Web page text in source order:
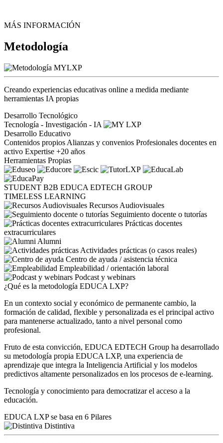
MÁS INFORMACIÓN
Metodología
Creando experiencias educativas online a medida mediante
herramientas IA propias
Desarrollo Tecnológico
Tecnología - Investigación - IA
Desarrollo Educativo
Contenidos propios Alianzas y convenios Profesionales docentes en
activo Expertise +20 años
Herramientas Propias
STUDENT B2B EDUCA EDTECH GROUP
TIMELESS LEARNING
Recursos Audiovisuales
Seguimiento docente o tutorías
Prácticas docentes
extracurriculares
Alumni
Actividades prácticas (o casos reales)
Centro de ayuda / asistencia técnica
Empleabilidad / orientación laboral
Podcast y webinars
¿Qué es la metodología EDUCA LXP?
En un contexto social y económico de permanente cambio, la
formación de calidad, flexible y personalizada es el principal activo
para mantenerse actualizado, tanto a nivel personal como
profesional.
Fruto de esta convicción, EDUCA EDTECH Group ha desarrollado
su metodología propia EDUCA LXP, una experiencia de
aprendizaje que integra la Inteligencia Artificial y los modelos
predictivos altamente personalizados en los procesos de e-learning.
Tecnología y conocimiento para democratizar el acceso a la
educación.
EDUCA LXP se basa en 6 Pilares
Distintiva